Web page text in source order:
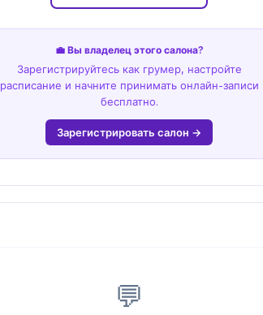
💼 Вы владелец этого салона?
Зарегистрируйтесь как грумер, настройте
расписание и начните принимать онлайн-записи
бесплатно.
Зарегистрировать салон →
💬